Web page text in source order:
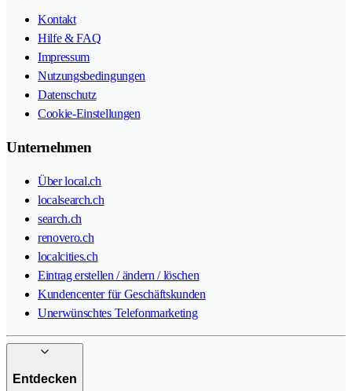
Kontakt
Hilfe & FAQ
Impressum
Nutzungsbedingungen
Datenschutz
Cookie-Einstellungen
Unternehmen
Über local.ch
localsearch.ch
search.ch
renovero.ch
localcities.ch
Eintrag erstellen / ändern / löschen
Kundencenter für Geschäftskunden
Unerwünschtes Telefonmarketing
Entdecken